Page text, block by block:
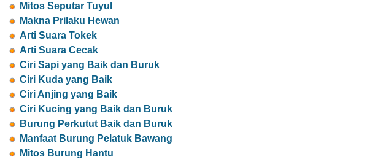
Mitos Seputar Tuyul
Makna Prilaku Hewan
Arti Suara Tokek
Arti Suara Cecak
Ciri Sapi yang Baik dan Buruk
Ciri Kuda yang Baik
Ciri Anjing yang Baik
Ciri Kucing yang Baik dan Buruk
Burung Perkutut Baik dan Buruk
Manfaat Burung Pelatuk Bawang
Mitos Burung Hantu